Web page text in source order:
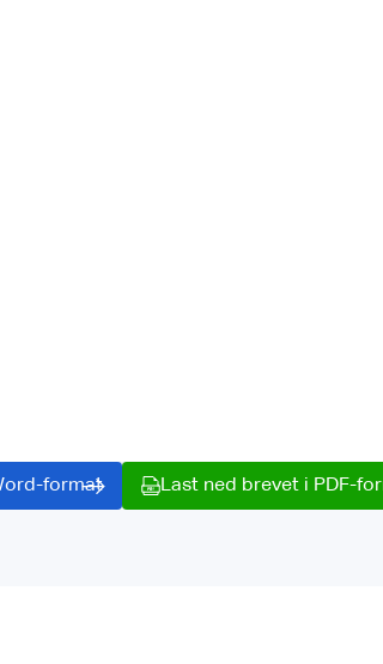
format Last ned brevet i PDF-